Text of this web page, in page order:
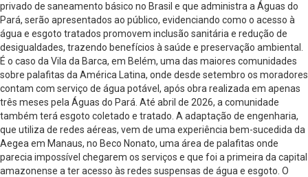
privado de saneamento básico no Brasil e que administra a Águas do
Pará, serão apresentados ao público, evidenciando como o acesso à
água e esgoto tratados promovem inclusão sanitária e redução de
desigualdades, trazendo benefícios à saúde e preservação ambiental.
É o caso da Vila da Barca, em Belém, uma das maiores comunidades
sobre palafitas da América Latina, onde desde setembro os moradores
contam com serviço de água potável, após obra realizada em apenas
três meses pela Águas do Pará. Até abril de 2026, a comunidade
também terá esgoto coletado e tratado. A adaptação de engenharia,
que utiliza de redes aéreas, vem de uma experiência bem-sucedida da
Aegea em Manaus, no Beco Nonato, uma área de palafitas onde
parecia impossível chegarem os serviços e que foi a primeira da capital
amazonense a ter acesso às redes suspensas de água e esgoto. O